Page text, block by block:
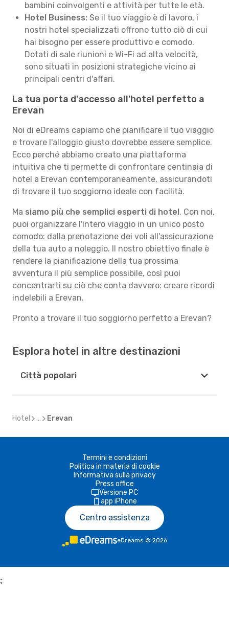
bambini coinvolgenti e attività per tutte le età.
Hotel Business: Se il tuo viaggio è di lavoro, i
nostri hotel specializzati offrono tutto ciò di cui
hai bisogno per essere produttivo e comodo.
Dotati di sale riunioni e Wi-Fi ad alta velocità,
sono situati in posizioni strategiche vicino ai
principali centri d'affari.
La tua porta d'accesso all'hotel perfetto a
Erevan
Noi di eDreams capiamo che pianificare il tuo viaggio
e trovare l'alloggio giusto dovrebbe essere semplice.
Ecco perché abbiamo creato una piattaforma
intuitiva che ti permette di confrontare centinaia di
hotel a Erevan contemporaneamente, assicurandoti
di trovare il tuo soggiorno ideale con facilità.
Ma siamo più che semplici esperti di hotel. Con noi,
puoi organizzare l'intero viaggio in un unico posto
comodo: dalla prenotazione dei voli all'assicurazione
della tua auto a noleggio. Il nostro obiettivo finale è
rendere la pianificazione della tua prossima
avventura il più semplice possibile, così puoi
concentrarti su ciò che conta davvero: creare ricordi
indelebili a Erevan.
Pronto a trovare il tuo soggiorno perfetto a Erevan?
Esplora hotel in altre destinazioni
Città popolari
Hotel ... Erevan
Termini e condizioni
Politica in materia di cookie
Informativa sulla privacy
Press office
Versione PC
app iPhone
Centro assistenza
eDreams © 2026
;